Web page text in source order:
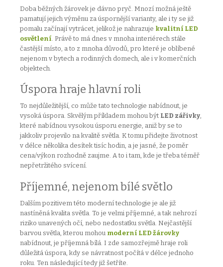
Doba běžných žárovek je dávno pryč. Mnozí možná ještě
pamatují jejich výměnu za úspornější varianty, ale i ty se již
pomalu začínají vytrácet, jelikož je nahrazuje kvalitní LED
osvětlení . Právě to má dnes v mnoha interiérech stále
častější místo, a to z mnoha důvodů, pro které je oblíbené
nejenom v bytech a rodinných domech, ale i v komerčních
objektech.
Úspora hraje hlavní roli
To nejdůležitější, co může tato technologie nabídnout, je
vysoká úspora. Skvělým příkladem mohou být LED zářivky,
které nabídnou vysokou úsporu energie, aniž by se to
jakkoliv projevilo na kvalitě světla. K tomu přidejte životnost
v délce několika desítek tisíc hodin, a je jasné, že poměr
cena/výkon rozhodně zaujme. A to i tam, kde je třeba téměř
nepřetržitého svícení.
Příjemné, nejenom bílé světlo
Dalším pozitivem této moderní technologie je ale již
nastíněná kvalita světla. To je velmi příjemné, a tak nehrozí
riziko unavených očí, nebo nedostatku světla. Nejčastější
barvou světla, kterou mohou moderní LED žárovky
nabídnout, je příjemná bílá. I zde samozřejmě hraje roli
důležitá úspora, kdy se návratnost počítá v délce jednoho
roku. Ten následující tedy již šetříte.